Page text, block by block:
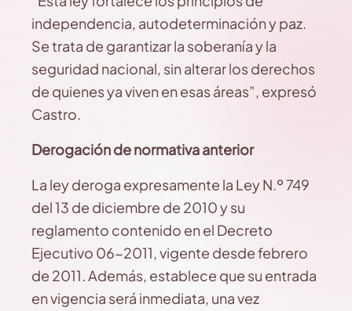
independencia, autodeterminación y paz.
Se trata de garantizar la soberanía y la
seguridad nacional, sin alterar los derechos
de quienes ya viven en esas áreas”, expresó
Castro.
Derogación de normativa anterior
La ley deroga expresamente la Ley N.º 749
del 13 de diciembre de 2010 y su
reglamento contenido en el Decreto
Ejecutivo 06-2011, vigente desde febrero
de 2011. Además, establece que su entrada
en vigencia será inmediata, una vez